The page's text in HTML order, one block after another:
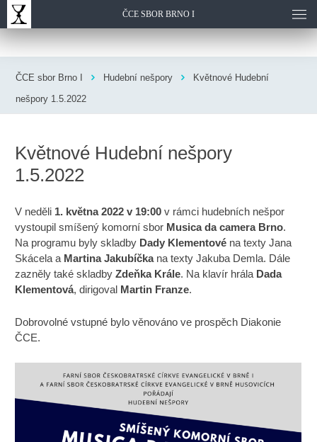
ČCE SBOR BRNO I
ČCE sbor Brno I Hudební nešpory
Květnové Hudební
nešpory 1.5.2022
Květnové Hudební nešpory
1.5.2022
V neděli 1. května 2022 v 19:00 v rámci hudebních nešpor
vystoupil smíšený komorní sbor Musica da camera Brno.
Na programu byly skladby Dady Klementové na texty Jana
Skácela a Martina Jakubíčkana texty Jakuba Demla. Dále
zazněly také skladbyZdeňka Krále. Na klavír hrála Dada
Klementová, dirigoval Martin Franze.
Dobrovolné vstupné bylo věnováno ve prospěch Diakonie
ČCE.